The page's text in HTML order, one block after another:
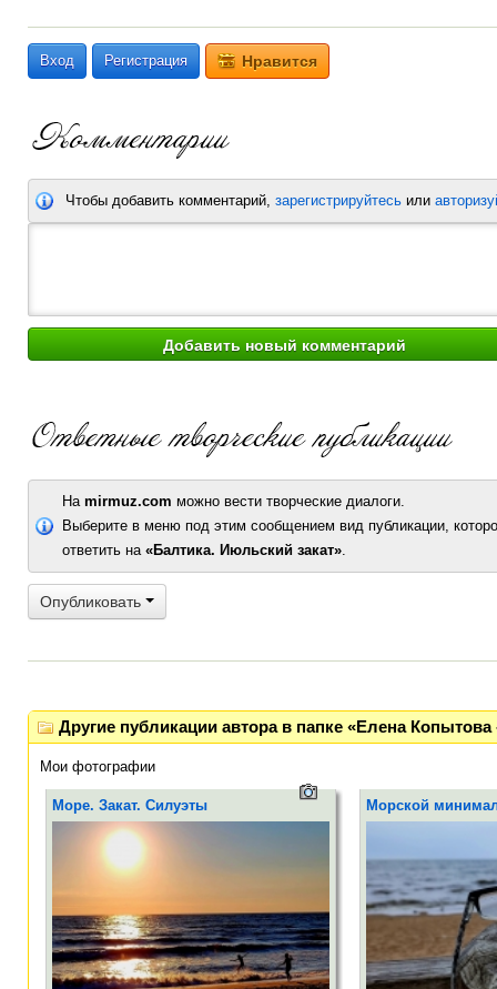
Вход Регистрация Нравится
Чтобы добавить комментарий, зарегистрируйтесь или
На mirmuz.com можно вести творческие диалоги.
Выберите в меню под этим сообщением вид публикации,
ответить на «Балтика. Июльский закат».
Опубликовать
Другие публикации автора в папке «Елена Копытова
Мои фотографии
Море. Закат. Силуэты Морской